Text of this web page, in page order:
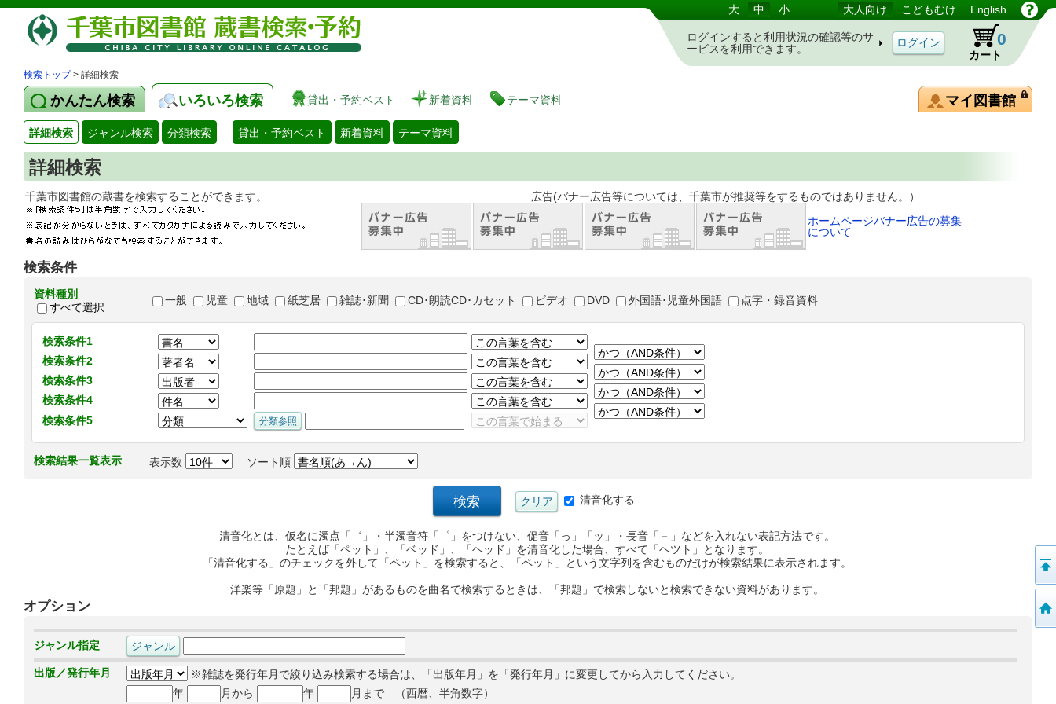
図書館 蔵書検索・予約システム 大 中 小 大人向け こどもむけ English
ログインすると利用状況の確認等のサ
ービスを利用できます。
カート
0
検索トップ> 詳細検索
かんたん検索 いろいろ検索 貸出・予約ベスト 新着資料 テーマ資料 マイ図書館
詳細検索 ジャンル検索 分類検索 貸出・予約ベスト 新着資料 テーマ資料
詳細検索
千葉市図書館の蔵書を検索することができます。 広告(バナー広告等については、千葉市が推奨等をするものではありません。）
ホームページバナー広告の募集
について
検索条件
資料種別
すべて選択
一般 児童 地域 紙芝居 雑誌･新聞 CD･朗読CD･カセット ビデオ DVD 外国語･児童外国語 点字・録音資料
検索条件1
検索条件2
検索条件3
検索条件4
検索条件5
検索結果一覧表示 表示数 ソート順
清音化する
清音化とは、仮名に濁点「゛」・半濁音符「゜」をつけない、促音「っ」「ッ」・長音「－」などを入れない表記方法です。
たとえば「ペット」、「ベッド」、「ヘッド」を清音化した場合、すべて「ヘツト」となります。
「清音化する」のチェックを外して「ペット」を検索すると、「ペット」という文字列を含むものだけが検索結果に表示されます。
洋楽等「原題」と「邦題」があるものを曲名で検索するときは、「邦題」で検索しないと検索できない資料があります。
オプション
ジャンル指定
出版／発行年月
※雑誌を発行年月で絞り込み検索する場合は、「出版年月」を「発行年月」に変更してから入力してください。
年
月から 年 月まで （西暦、半角数字）